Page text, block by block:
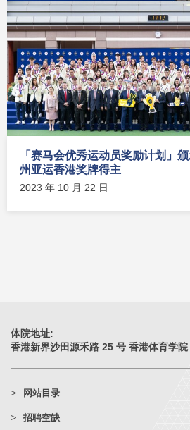
「赛马会优秀运动员奖励计划」
州亚运香港奖牌得主
2023 年 10 月 22 日
体院地址:
香港新界沙田源禾路 25 号 香港体育学院
网站目录
招聘空缺